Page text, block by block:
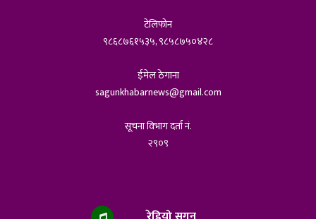
टेलिफोन
९८६८७६१५३५, ९८५८७५०४२८
ईमेल ठेगाना
sagunkhabarnews@gmail.com
सूचना विभाग दर्ता नं.
२९०९